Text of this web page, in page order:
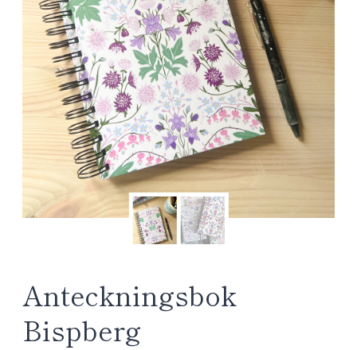
Anteckningsbok
Bispberg